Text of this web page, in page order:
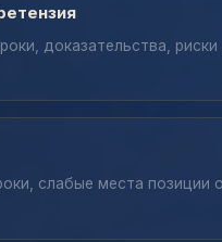
доказательства,
слабые места позиции